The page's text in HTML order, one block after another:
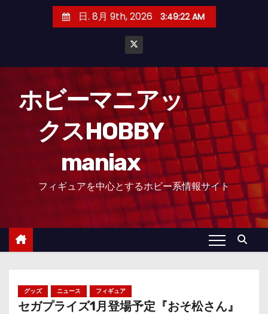
日. 8月 9th, 2026 3:49:23 AM
ホビーマニアッ
クスHOBBY
maniax
フィギュアを中心とするホビー系情報サイト
グッズ ニュース フィギュア
セガプライズ1月登場予定『おそ松さん』